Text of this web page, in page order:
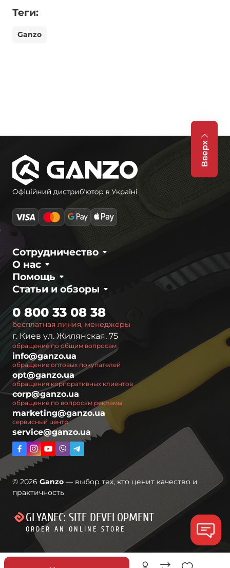
Теги:
Ganzo
Вверх
О нас
Сотрудничество
Статьи и обзоры
Помощь
бесплатная линия, менеджеры
0 800 33 08 38
г. Киев ул. Жилянская, 75
обращение по общим вопросам
info@ganzo.ua
обращение оптовых покупателей
opt@ganzo.ua
обращения корпоративных клиентов
corp@ganzo.ua
обращение по вопросам рекламы
marketing@ganzo.ua
сервисный центр
service@ganzo.ua
© 2026 Ganzo — выбор тех, кто ценит качество и
практичность
GLYANEC: SITE DEVELOPMENT
ORDER AN ONLINE STORE